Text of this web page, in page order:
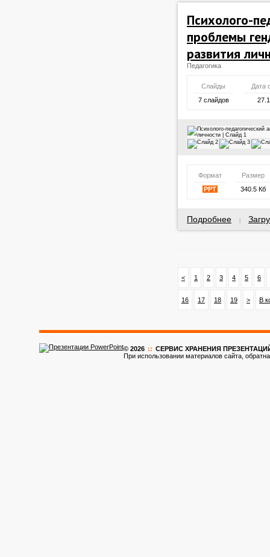
Психолого-
проблемы
развития
Педагогика
Слайды
Дата
7 слайдов
Формат
Размер
PPT
340.5 Кб
Подробнее
< 1 2 3 4 5 6
16 17 18 19 > В
© 2026 :: CЕРВИС ХРАНЕНИЯ ПРЕЗЕНТАЦИЙ
При использовании материалов сайта,